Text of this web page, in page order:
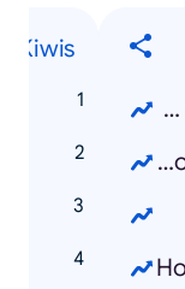
How to make a face mask
How to make hand sanitizer
Kiwis